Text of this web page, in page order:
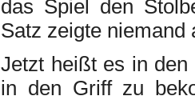
das Spiel den
Satz zeigte niemand
Jetzt heißt es in den
in den Griff zu